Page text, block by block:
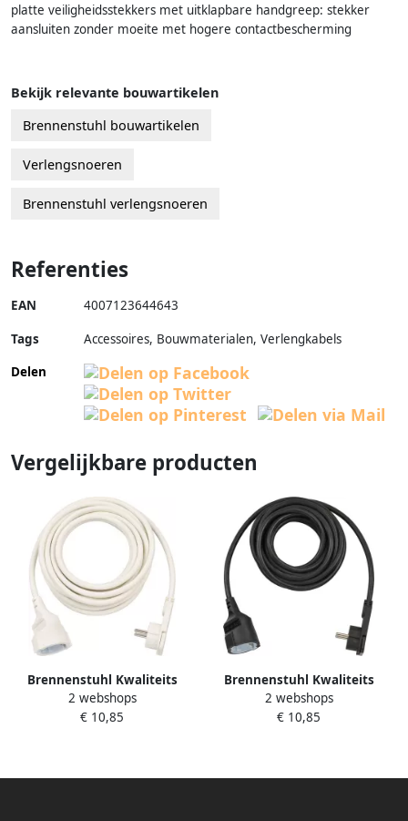
platte veiligheidsstekkers met uitklapbare handgreep: stekker
aansluiten zonder moeite met hogere contactbescherming
Bekijk relevante bouwartikelen
Brennenstuhl bouwartikelen
Verlengsnoeren
Brennenstuhl verlengsnoeren
Referenties
EAN 4007123644643
Tags
Accessoires, Bouwmaterialen, Verlengkabels
Delen
Vergelijkbare producten
Brennenstuhl Kwaliteits
kunststof verlengsnoer met
platte stekker 5m H05VV-
2 webshops
€ 10,85
Brennenstuhl Kwaliteits
kunststof verlengsnoer met
platte stekker 5m H05VV-
2 webshops
€ 10,85